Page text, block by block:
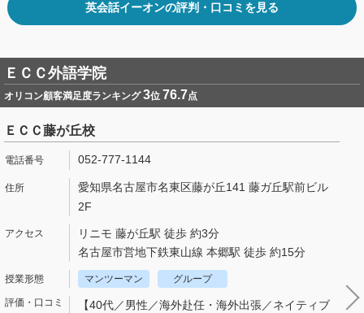
英会話イーオンの評判・口コミを見る
ＥＣＣ外語学院
オリコン顧客満足度ランキング3位 76.7点
ＥＣＣ藤が丘校
052-777-1144
愛知県名古屋市名東区藤が丘141 藤ガ丘駅前ビル
2F
リニモ 藤が丘駅 徒歩 約3分
名古屋市営地下鉄東山線 本郷駅 徒歩 約15分
マンツーマン グループ
【40代／男性／海外赴任・海外出張／ネイティブ